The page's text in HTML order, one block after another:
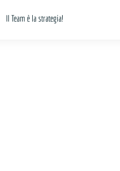
Il Team è la strategia!